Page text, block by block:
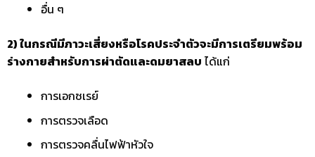
อื่น ๆ
2) ในกรณีมีภาวะเสี่ยงหรือโรคประจำตัวจะมีการเตรียมพร้อม
ร่างกายสำหรับการผ่าตัดและดมยาสลบ ได้แก่
การเอกซเรย์
การตรวจเลือด
การตรวจคลื่นไฟฟ้าหัวใจ